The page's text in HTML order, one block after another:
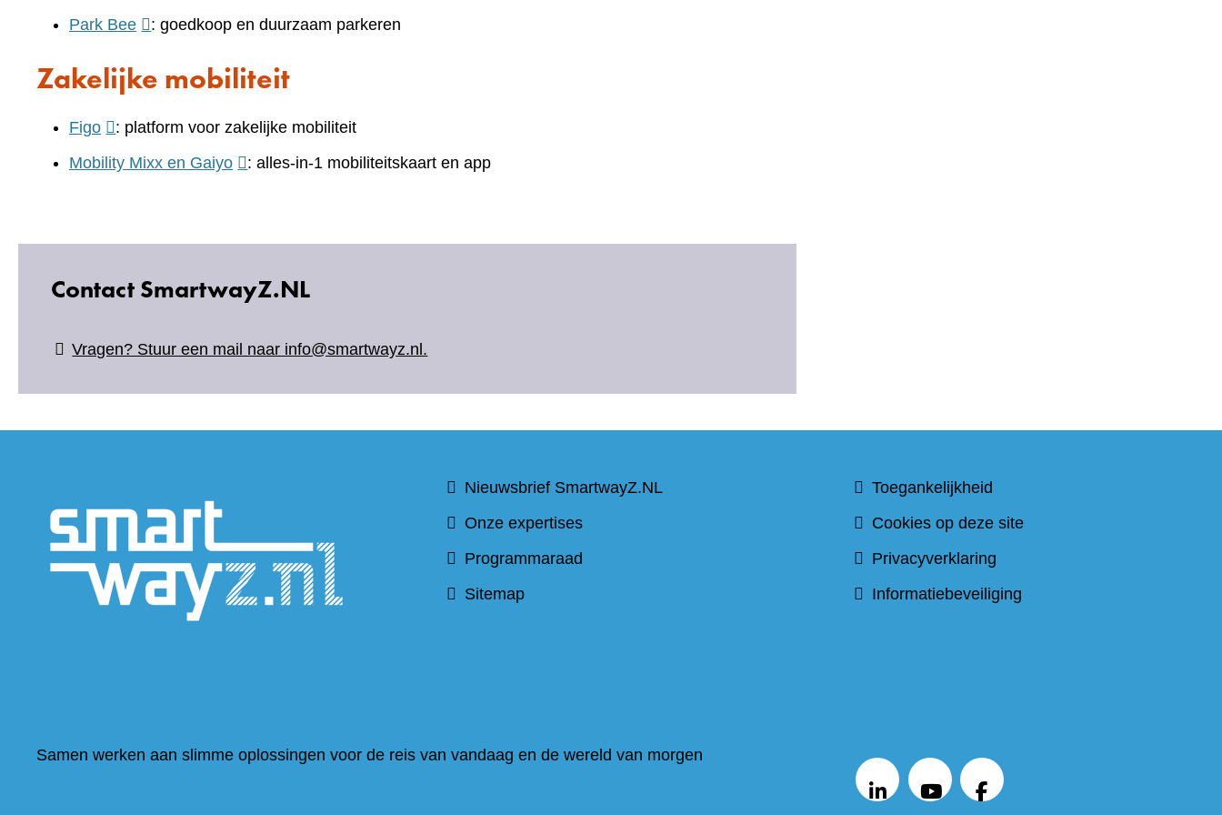
website)
andere
naar
Park Bee(verwijst
een
website)
: goedkoop en duurzaam parkeren
Zakelijke mobiliteit
Figo(verwijst
naar
: platform voor zakelijke mobiliteit
Mobility Mixx en Gaiyo(verwijst
andere
: alles-in-1 mobiliteitskaart en app
Contact SmartwayZ.NL
Vragen? Stuur een mail naar info@smartwayz.nl.
Nieuwsbrief SmartwayZ.NL
Onze expertises
Programmaraad
Sitemap
Toegankelijkheid
Cookies op deze site
Privacyverklaring
Informatiebeveiliging
Samen werken aan slimme oplossingen voor de reis van vandaag en de wereld van morgen